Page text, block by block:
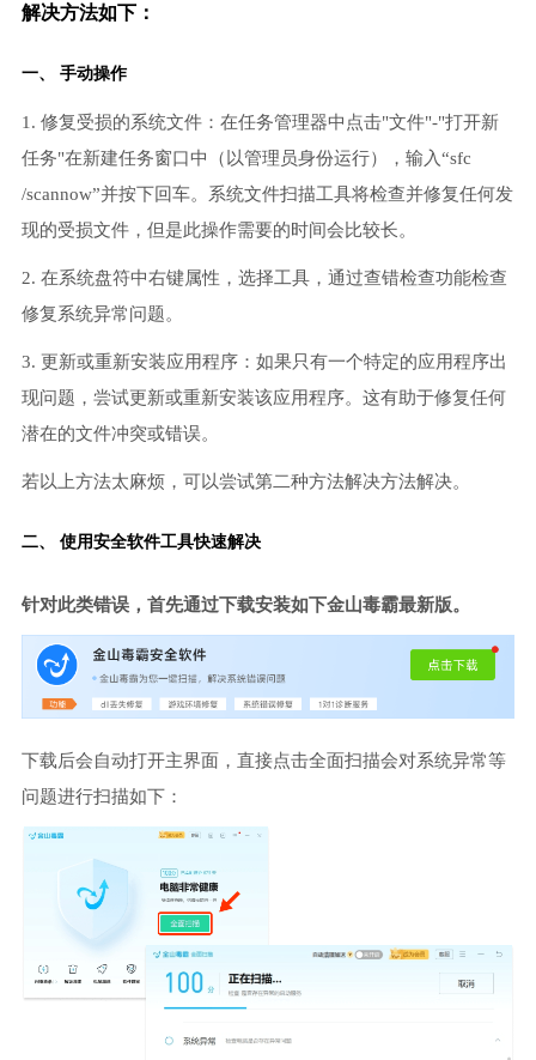
解决方法如下：
一、 手动操作
1. 修复受损的系统文件：在任务管理器中点击"文件"-"打开新
任务"在新建任务窗口中（以管理员身份运行），输入“sfc
/scannow”并按下回车。系统文件扫描工具将检查并修复任何发
现的受损文件，但是此操作需要的时间会比较长。
2. 在系统盘符中右键属性，选择工具，通过查错检查功能检查
修复系统异常问题。
3. 更新或重新安装应用程序：如果只有一个特定的应用程序出
现问题，尝试更新或重新安装该应用程序。这有助于修复任何
潜在的文件冲突或错误。
若以上方法太麻烦，可以尝试第二种方法解决方法解决。
二、 使用安全软件工具快速解决
针对此类错误，首先通过下载安装如下金山毒霸最新版。
下载后会自动打开主界面，直接点击全面扫描会对系统异常等
问题进行扫描如下：